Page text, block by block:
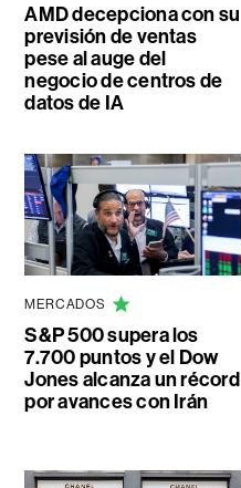
AMD decepciona con su
previsión de ventas
pese al auge del
negocio de centros de
datos de IA
MERCADOS
S&P 500 supera los
7.700 puntos y el Dow
Jones alcanza un récord
por avances con Irán